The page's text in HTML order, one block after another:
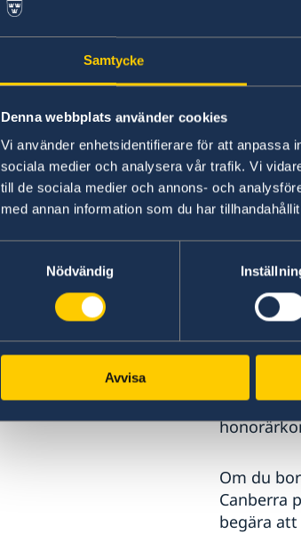
Samtycke
Denna webbplats använder cookies
Vi använder enhetsidentifierare för att anpassa
sociala medier och analysera vår trafik. Vi
till de sociala medier och annons- och
med annan information som du har
Nödvändig
Avvisa
Om
om den
skickas
Att rösta
Hur
För att
kan du
Om du
Canberra
begära